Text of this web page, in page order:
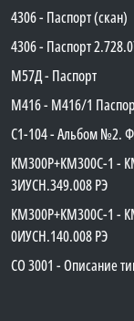
4306 - Паспорт (скан)
4306 - Паспорт
М57Д - Паспорт
М416 - М416/1
C1-104 - Альбом №2.
КМ300Р+КМ300С-1 -
3ИУСН.349.008 РЭ
КМ300Р+КМ300С-1 -
0ИУСН.140.008 РЭ
СО 3001 - Описание